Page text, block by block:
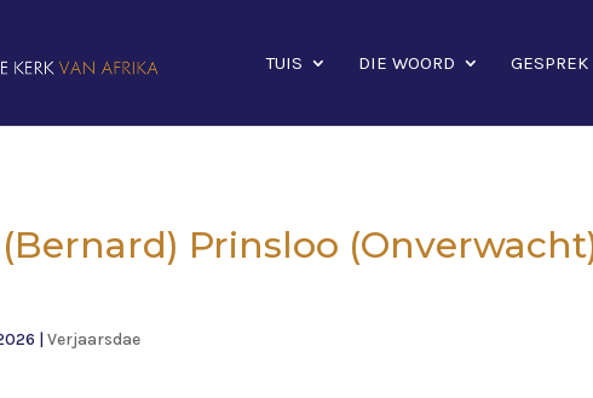
TUIS DIE WOORD GESPREK
Prinsloo
|Verjaarsdae